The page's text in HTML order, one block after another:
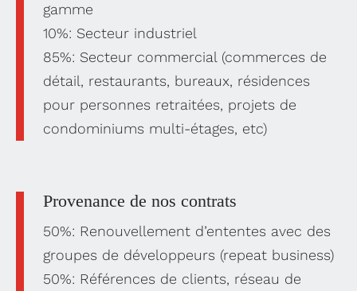
gamme
10%: Secteur industriel
85%: Secteur commercial (commerces de
détail, restaurants, bureaux, résidences
pour personnes retraitées, projets de
condominiums multi-étages, etc)
Provenance de nos contrats
50%: Renouvellement d’ententes avec des
groupes de développeurs (repeat business)
50%: Références de clients, réseau de